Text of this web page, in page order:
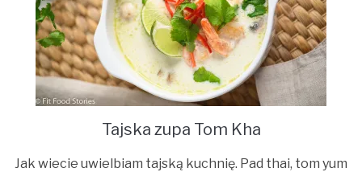
Tajska zupa Tom Kha
Jak wiecie uwielbiam tajską kuchnię. Pad thai, tom yum